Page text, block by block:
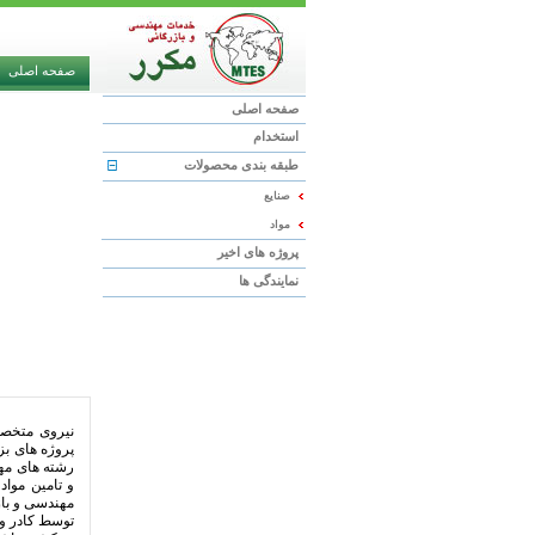
صفحه اصلی
صفحه اصلی
استخدام
طبقه بندی محصولات
صنایع
مواد
پروژه های اخیر
نمایندگی ها
نیروی
پروژه های
رشته های
و تامین
مهندسی و
توسط کادر